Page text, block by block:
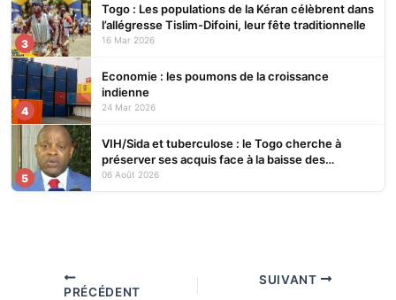
3
Togo : Les populations de la Kéran célèbrent dans
l’allégresse Tislim-Difoini, leur fête traditionnelle
16 Mar 2026
4
Economie : les poumons de la croissance
indienne
24 Mar 2026
5
VIH/Sida et tuberculose : le Togo cherche à
préserver ses acquis face à la baisse des
financements
06 Août 2026
PRÉCÉDENT
SUIVANT